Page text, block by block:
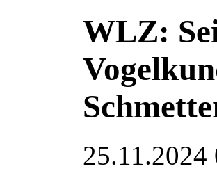
WLZ:
25.11.2024